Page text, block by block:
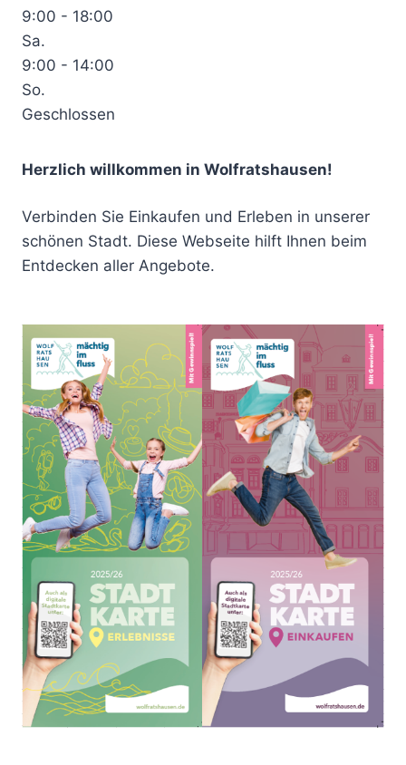
9:00 - 18:00
Sa.
9:00 - 14:00
So.
Geschlossen
Herzlich willkommen in Wolfratshausen!
Verbinden Sie Einkaufen und Erleben in unserer
schönen Stadt. Diese Webseite hilft Ihnen beim
Entdecken aller Angebote.